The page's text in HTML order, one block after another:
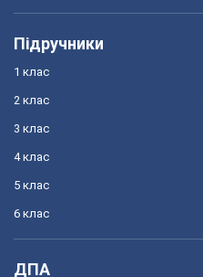
Підручники
1 клас
2 клас
3 клас
4 клас
5 клас
6 клас
ДПА